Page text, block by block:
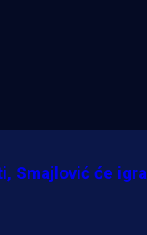
za
Smajlović će